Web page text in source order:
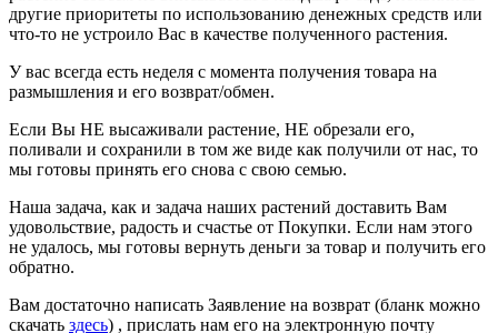
другие приоритеты по использованию денежных средств или
что-то не устроило Вас в качестве полученного растения.
У вас всегда есть неделя с момента получения товара на
размышления и его возврат/обмен.
Если Вы НЕ высаживали растение, НЕ обрезали его,
поливали и сохранили в том же виде как получили от нас, то
мы готовы принять его снова с свою семью.
Наша задача, как и задача наших растений доставить Вам
удовольствие, радость и счастье от Покупки. Если нам этого
не удалось, мы готовы вернуть деньги за товар и получить его
обратно.
Вам достаточно написать Заявление на возврат (бланк можно
скачать здесь) , прислать нам его на электронную почту